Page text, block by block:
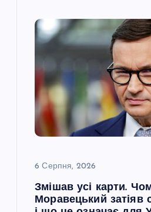
6 Серпня, 2026
Змішав усі карти.
Моравецький затіяв